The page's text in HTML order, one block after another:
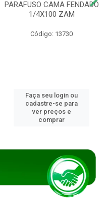
PARAFUSO CAMA FENDADO
1/4X100 ZAM
Código: 13730
Faça seu login ou
cadastre-se para
ver preços e
comprar